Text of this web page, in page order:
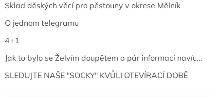
Sklad děských věcí pro pěstouny v okrese Mělník
O jednom telegramu
4+1
Jak to bylo se Želvím doupětem a pár informací navíc...
SLEDUJTE NAŠE "SOCKY" KVŮLI OTEVÍRACÍ DOBĚ